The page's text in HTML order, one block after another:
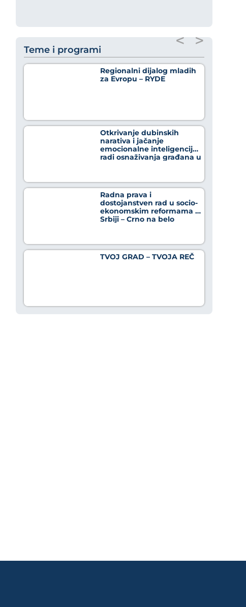
Teme i programi
Regionalni dijalog mladih
za Evropu – RYDE
Otkrivanje dubinskih
narativa i jačanje
emocionalne inteligencije
radi osnaživanja građana u
Radna prava i
dostojanstven rad u socio-
ekonomskim reformama u
Srbiji – Crno na belo
TVOJ GRAD – TVOJA REČ
< >